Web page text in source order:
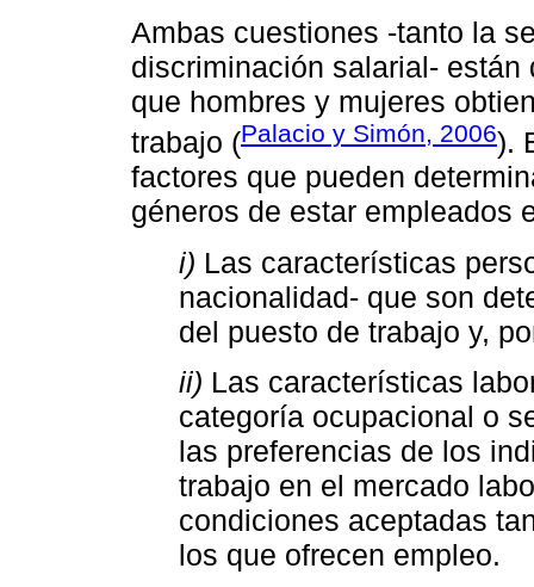
Ambas cuestiones -tanto la
discriminación salarial-
que hombres y mujeres
trabajo (Palacio y Simón, 2006).
factores que pueden
géneros de estar empleados
i) Las características
nacionalidad- que son
del puesto de trabajo y,
ii) Las características
categoría ocupacional o
las preferencias de los
trabajo en el mercado
condiciones aceptadas
los que ofrecen empleo.